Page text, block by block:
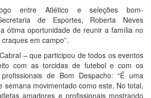
entre Atlético e seleções bom-
de Esportes, Roberta Neves
ótima oportunidade de reunir a família no
em campo”.
– que participou de todos os eventos
com as torcidas de futebol e com os
de Bom Despacho: “É uma
semana movimentado como este. No total,
amadores e profissionais mostrando